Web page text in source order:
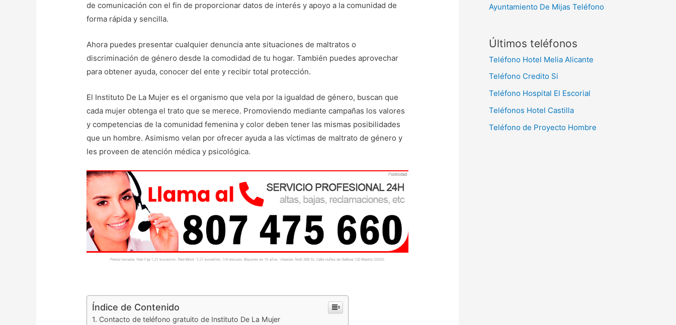
de comunicación con el fin de proporcionar datos de interés y apoyo a la comunidad de
forma rápida y sencilla.
Ahora puedes presentar cualquier denuncia ante situaciones de maltratos o
discriminación de género desde la comodidad de tu hogar. También puedes aprovechar
para obtener ayuda, conocer del ente y recibir total protección.
El Instituto De La Mujer es el organismo que vela por la igualdad de género, buscan que
cada mujer obtenga el trato que se merece. Promoviendo mediante campañas los valores
y competencias de la comunidad femenina y color deben tener las mismas posibilidades
que un hombre. Asimismo velan por ofrecer ayuda a las víctimas de maltrato de género y
les proveen de atención médica y psicológica.
Índice de Contenido
Contacto de teléfono gratuito de Instituto De La Mujer
Ayuntamiento De Mijas Teléfono
Últimos teléfonos
Teléfono Hotel Melia Alicante
Teléfono Credito Si
Teléfono Hospital El Escorial
Teléfonos Hotel Castilla
Teléfono de Proyecto Hombre